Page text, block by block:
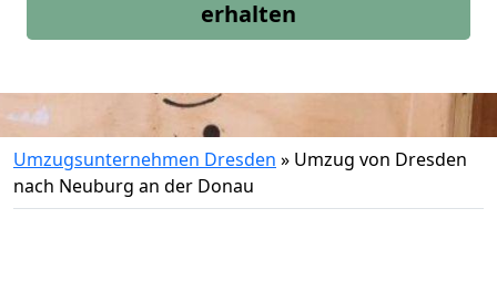
erhalten
Umzugsunternehmen Dresden » Umzug von Dresden
nach Neuburg an der Donau